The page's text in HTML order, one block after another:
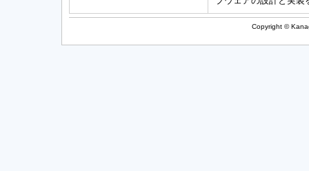
Copyright ©